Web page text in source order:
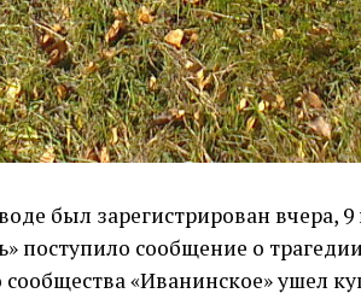
был зарегистрирован вчера,
поступило сообщение о
«Иванинское» ушел